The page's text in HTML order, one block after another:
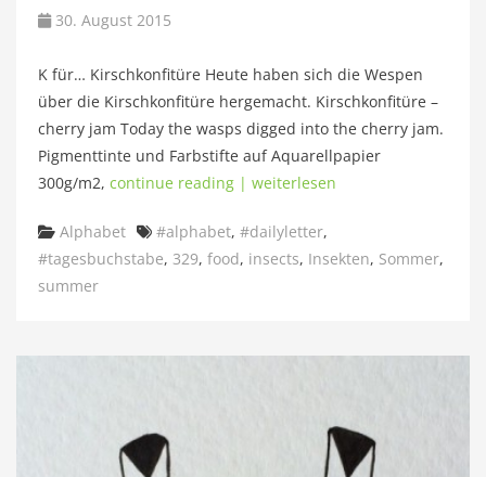
30. August 2015
K für… Kirschkonfitüre Heute haben sich die Wespen
über die Kirschkonfitüre hergemacht. Kirschkonfitüre –
cherry jam Today the wasps digged into the cherry jam.
Pigmenttinte und Farbstifte auf Aquarellpapier
300g/m2, continue reading | weiterlesen
Categories
Alphabet Tags
#alphabet, #dailyletter,
#tagesbuchstabe, 329, food, insects, Insekten, Sommer,
summer